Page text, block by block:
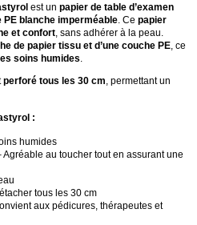
est un papier de table d’examen
PE blanche imperméable . Ce papier
et confort , sans adhérer à la peau.
de papier tissu et d’une couche PE , ce
soins humides
perforé tous les 30 cm , permettant un
:
humides
Agréable au toucher tout en assurant une
tous les 30 cm
aux pédicures, thérapeutes et